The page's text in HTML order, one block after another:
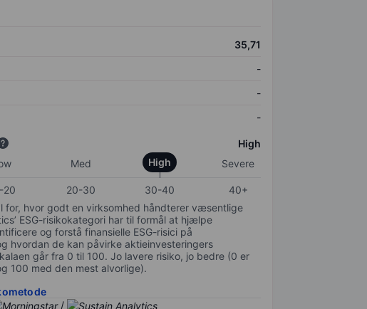
35,71
-
-
-
High
Med High Severe
20 20-30 30-40
40+
for, hvor godt en virksomhed håndterer væsentlige
ESG-risikokategori har til formål at hjælpe
og forstå finansielle ESG-risici på
hvordan de kan påvirke aktieinvesteringers
går fra 0 til 100. Jo lavere risiko, jo bedre (0 er
100 med den mest alvorlige).
/